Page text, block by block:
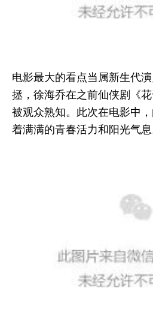
电影最大的看点当属新生代
拯，徐海乔在之前仙侠剧《
被观众熟知。此次在电影中
着满满的青春活力和阳光气息